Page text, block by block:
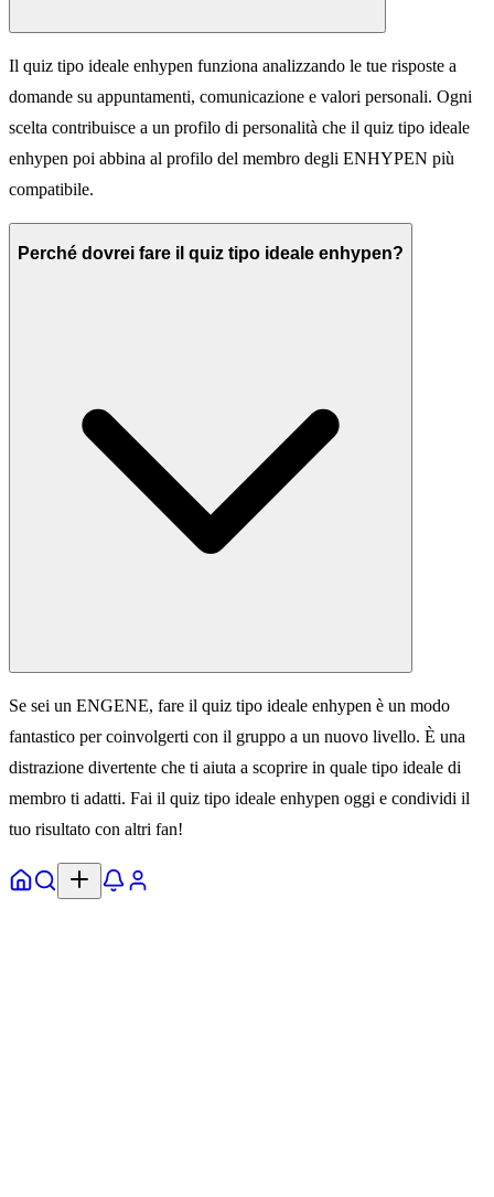
Il quiz tipo ideale enhypen funziona analizzando le tue risposte a
domande su appuntamenti, comunicazione e valori personali. Ogni
scelta contribuisce a un profilo di personalità che il quiz tipo ideale
enhypen poi abbina al profilo del membro degli ENHYPEN più
compatibile.
Perché dovrei fare il quiz tipo ideale enhypen?
Se sei un ENGENE, fare il quiz tipo ideale enhypen è un modo
fantastico per coinvolgerti con il gruppo a un nuovo livello. È una
distrazione divertente che ti aiuta a scoprire in quale tipo ideale di
membro ti adatti. Fai il quiz tipo ideale enhypen oggi e condividi il
tuo risultato con altri fan!
HomeEsplora Notifiche